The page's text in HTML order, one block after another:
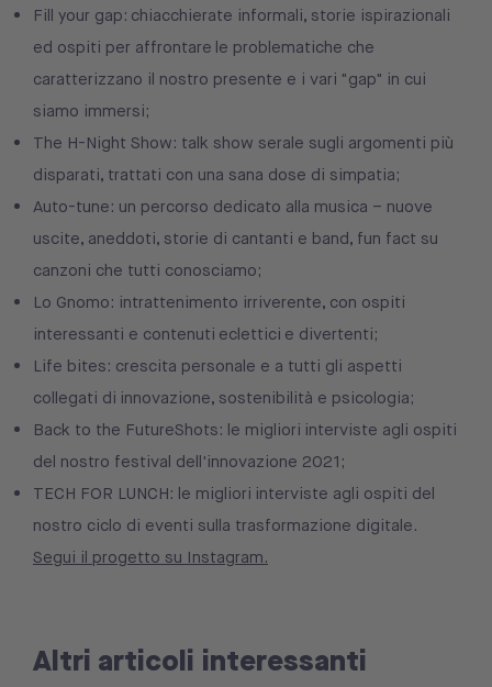
Fill your gap: chiacchierate informali, storie ispirazionali
ed ospiti per affrontare le problematiche che
caratterizzano il nostro presente e i vari "gap" in cui
siamo immersi;
The H-Night Show: talk show serale sugli argomenti più
disparati, trattati con una sana dose di simpatia;
Auto-tune: un percorso dedicato alla musica – nuove
uscite, aneddoti, storie di cantanti e band, fun fact su
canzoni che tutti conosciamo;
Lo Gnomo: intrattenimento irriverente, con ospiti
interessanti e contenuti eclettici e divertenti;
Life bites: crescita personale e a tutti gli aspetti
collegati di innovazione, sostenibilità e psicologia;
Back to the FutureShots: le migliori interviste agli ospiti
del nostro festival dell'innovazione 2021;
TECH FOR LUNCH: le migliori interviste agli ospiti del
nostro ciclo di eventi sulla trasformazione digitale.
Segui il progetto su Instagram.
Altri articoli interessanti